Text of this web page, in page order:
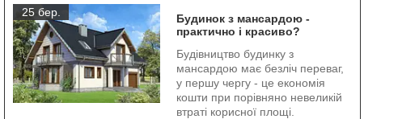
25 бер.
Будинок з мансардою -
практично і красиво?
Будівництво будинку з
мансардою має безліч переваг,
у першу чергу - це економія
кошти при порівняно невеликій
втраті корисної площі.